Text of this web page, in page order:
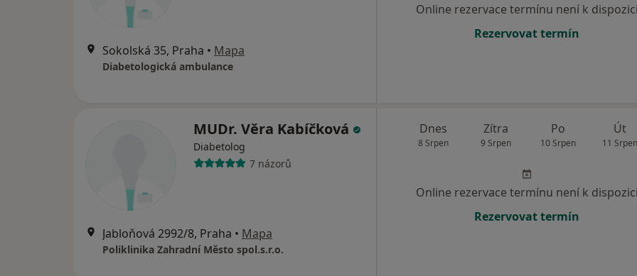
Sokolská 35, Praha • Mapa
Diabetologická ambulance
Online rezervace termínu není k dispozici
Rezervovat termín
MUDr. Věra Kabíčková
Diabetolog
7 názorů
Jabloňová 2992/8, Praha • Mapa
Poliklinika Zahradní Město spol.s.r.o.
Dnes
8 Srpen
Zítra
9 Srpen
Po
10 Srpen
Út
11 Srpen
Online rezervace termínu není k dispozici
Rezervovat termín